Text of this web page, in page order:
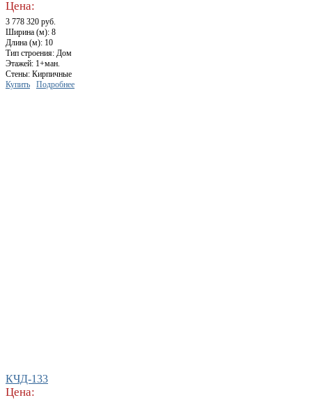
Цена:
3 778 320 руб.
Ширина (м): 8
Длина (м): 10
Тип строения: Дом
Этажей: 1+ман.
Стены: Кирпичные
Купить
Подробнее
КЧД-133
Цена: